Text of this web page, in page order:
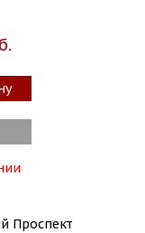
Проспект